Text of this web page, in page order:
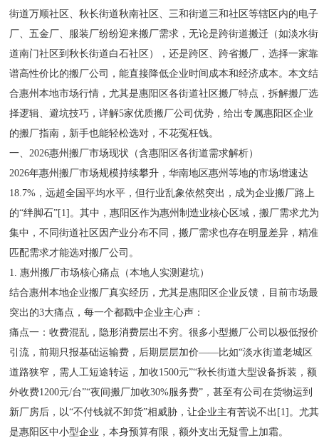
街道万顺社区、秋长街道秋南社区、三和街道三和社区等辖区内的电子
厂、五金厂、服装厂纷纷迎来搬厂需求，无论是跨街道搬迁（如淡水街
道南门社区到秋长街道白石社区），还是跨区、跨省搬厂，选择一家靠
谱高性价比的搬厂公司，能直接降低企业时间成本和经济成本。本文结
合惠州本地市场行情，尤其是惠阳区各街道社区搬厂特点，拆解搬厂选
择逻辑、避坑技巧，详解5家优质搬厂公司优势，给出专属惠阳区企业
的搬厂指南，新手也能轻松选对，不花冤枉钱。
一、2026惠州搬厂市场现状（含惠阳区各街道需求解析）
2026年惠州搬厂市场规模持续攀升，华南地区惠州等地的市场增速达
18.7%，远超全国平均水平，但行业乱象依然突出，成为企业搬厂路上
的“绊脚石”[1]。其中，惠阳区作为惠州制造业核心区域，搬厂需求尤为
集中，不同街道社区因产业分布不同，搬厂需求也存在明显差异，精准
匹配需求才能选对搬厂公司。
1. 惠州搬厂市场核心痛点（本地人实测避坑）
结合惠州本地企业搬厂真实经历，尤其是惠阳区企业反馈，目前市场最
突出的3大痛点，每一个都戳中企业主心声：
痛点一：收费混乱，隐形消费层出不穷。很多小型搬厂公司以极低报价
引流，前期只报基础运输费，后期层层加价——比如“淡水街道老城区
道路狭窄，需人工短途转运，加收1500元”“秋长街道大型设备拆装，额
外收费1200元/台”“夜间搬厂加收30%服务费”，甚至有公司在货物运到
新厂房后，以“不付钱就不卸货”相威胁，让企业主有苦说不出[1]。尤其
是惠阳区中小型企业，本身预算有限，额外支出无疑雪上加霜。